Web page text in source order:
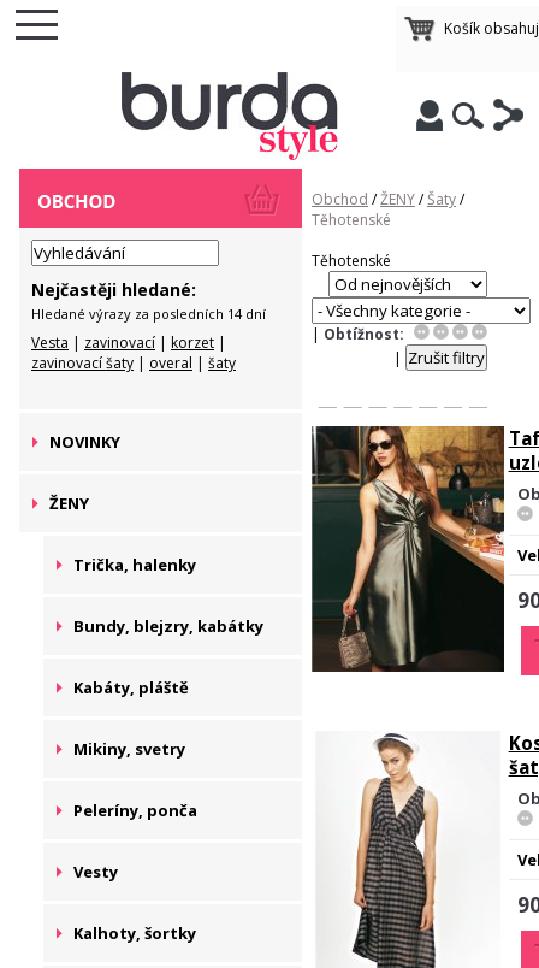
Košík
Nejčastěji hledané:
Hledané výrazy za posledních 14 dní
Vesta | zavinovací | korzet |
zavinovací šaty | overal | šaty
NOVINKY
ŽENY
Trička, halenky
Bundy, blejzry, kabátky
Kabáty, pláště
Mikiny, svetry
Peleríny, ponča
Vesty
Kalhoty, šortky
Obchod /ŽENY/Šaty/
Těhotenské
Těhotenské
| Obtížnost:
|